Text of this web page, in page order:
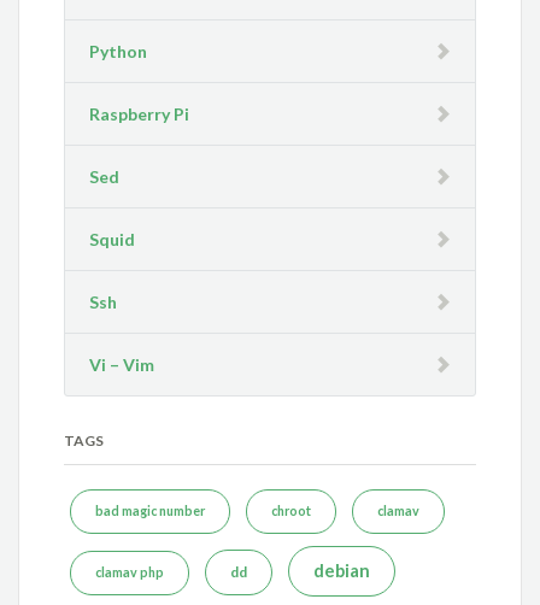
Python
Raspberry Pi
Sed
Squid
Ssh
Vi – Vim
TAGS
bad magic number chroot clamav
clamav php dd debian